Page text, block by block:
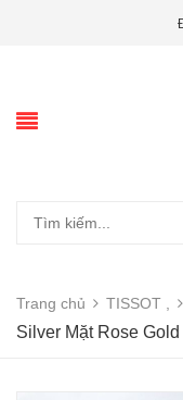
Trang chủ TISSOT ,
Silver Mặt Rose